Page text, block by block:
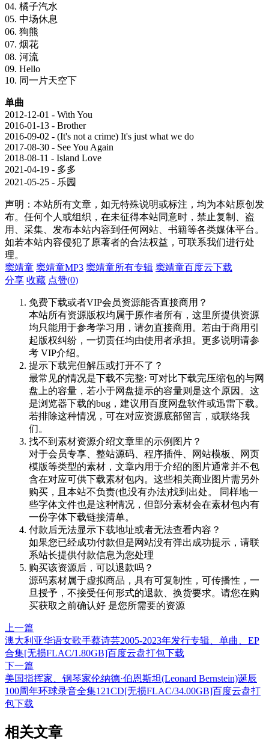
04. 橘子汽水
05. 中场休息
06. 狗熊
07. 烟花
08. 河流
09. Hello
10. 同一片天空下
单曲
2012-12-01 - With You
2016-01-13 - Brother
2016-09-02 - (It's not a crime) It's just what we do
2017-08-30 - See You Again
2018-08-11 - Island Love
2021-04-19 - 多多
2021-05-25 - 乐园
声明：本站所有文章，如无特殊说明或标注，均为本站原创发
布。任何个人或组织，在未征得本站同意时，禁止复制、盗
用、采集、发布本站内容到任何网站、书籍等各类媒体平台。
如若本站内容侵犯了原著者的合法权益，可联系我们进行处
理。
窦靖童 窦靖童MP3 窦靖童所有专辑 窦靖童百度云下载
分享 收藏 点赞(0)
免费下载或者VIP会员资源能否直接商用？
本站所有资源版权均属于原作者所有，这里所提供资源
均只能用于参考学习用，请勿直接商用。若由于商用引
起版权纠纷，一切责任均由使用者承担。更多说明请参
考 VIP介绍。
提示下载完但解压或打开不了？
最常见的情况是下载不完整: 可对比下载完压缩包的与网
盘上的容量，若小于网盘提示的容量则是这个原因。这
是浏览器下载的bug，建议用百度网盘软件或迅雷下载。
若排除这种情况，可在对应资源底部留言，或联络我
们。
找不到素材资源介绍文章里的示例图片？
对于会员专享、整站源码、程序插件、网站模板、网页
模版等类型的素材，文章内用于介绍的图片通常并不包
含在对应可供下载素材包内。这些相关商业图片需另外
购买，且本站不负责(也没有办法)找到出处。 同样地一
些字体文件也是这种情况，但部分素材会在素材包内有
一份字体下载链接清单。
付款后无法显示下载地址或者无法查看内容？
如果您已经成功付款但是网站没有弹出成功提示，请联
系站长提供付款信息为您处理
购买该资源后，可以退款吗？
源码素材属于虚拟商品，具有可复制性，可传播性，一
旦授予，不接受任何形式的退款、换货要求。请您在购
买获取之前确认好 是您所需要的资源
上一篇
澳大利亚华语女歌手蔡诗芸2005-2023年发行专辑、单曲、EP
合集[无损FLAC/1.80GB]百度云盘打包下载
下一篇
美国指挥家、钢琴家伦纳德·伯恩斯坦(Leonard Bernstein)诞辰
100周年环球录音全集121CD[无损FLAC/34.00GB]百度云盘打
包下载
相关文章